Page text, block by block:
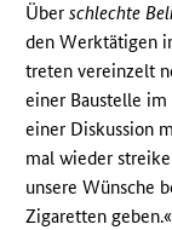
Überschlechte
den Werktätigen
treten vereinzelt
einer Baustelle
einer Diskussion
mal wieder
unsere Wünsche
Zigaretten geben.«